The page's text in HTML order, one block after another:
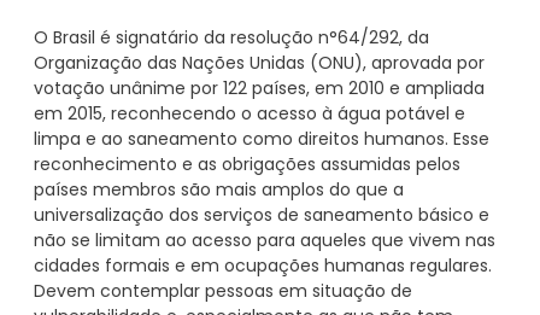
O Brasil é signatário da resolução n°64/292, da
Organização das Nações Unidas (ONU), aprovada por
votação unânime por 122 países, em 2010 e ampliada
em 2015, reconhecendo o acesso à água potável e
limpa e ao saneamento como direitos humanos. Esse
reconhecimento e as obrigações assumidas pelos
países membros são mais amplos do que a
universalização dos serviços de saneamento básico e
não se limitam ao acesso para aqueles que vivem nas
cidades formais e em ocupações humanas regulares.
Devem contemplar pessoas em situação de